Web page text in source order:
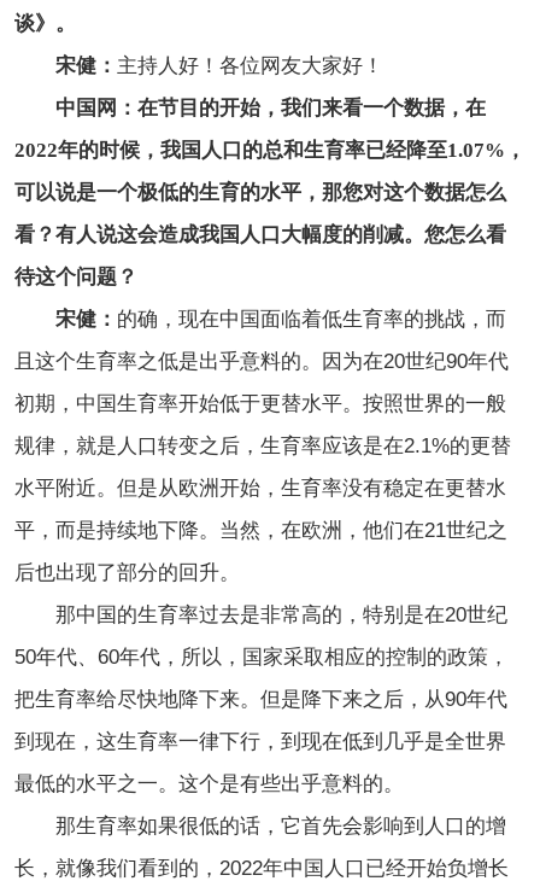
谈》。
宋健： 主持人好！各位网友大家好！
中国网：在节目的开始，我们来看一个数据，在
2022年的时候，我国人口的总和生育率已经降至1.07%，
可以说是一个极低的生育的水平，那您对这个数据怎么
看？有人说这会造成我国人口大幅度的削减。您怎么看
待这个问题？
宋健： 的确，现在中国面临着低生育率的挑战，而
且这个生育率之低是出乎意料的。因为在20世纪90年代
初期，中国生育率开始低于更替水平。按照世界的一般
规律，就是人口转变之后，生育率应该是在2.1%的更替
水平附近。但是从欧洲开始，生育率没有稳定在更替水
平，而是持续地下降。当然，在欧洲，他们在21世纪之
后也出现了部分的回升。
那中国的生育率过去是非常高的，特别是在20世纪
50年代、60年代，所以，国家采取相应的控制的政策，
把生育率给尽快地降下来。但是降下来之后，从90年代
到现在，这生育率一律下行，到现在低到几乎是全世界
最低的水平之一。这个是有些出乎意料的。
那生育率如果很低的话，它首先会影响到人口的增
长，就像我们看到的，2022年中国人口已经开始负增长